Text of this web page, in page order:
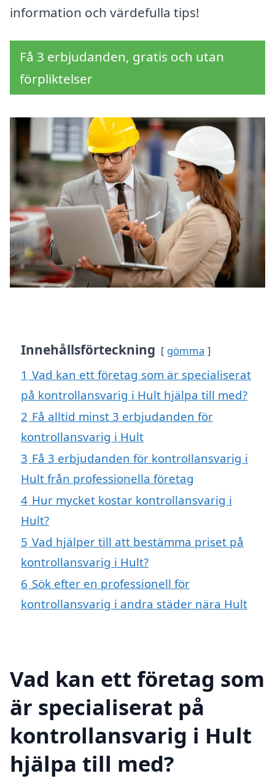
information och värdefulla tips!
Få 3 erbjudanden, gratis och utan
förpliktelser
Innehållsförteckning gömma
1 Vad kan ett företag som är specialiserat
på kontrollansvarig i Hult hjälpa till med?
2 Få alltid minst 3 erbjudanden för
kontrollansvarig i Hult
3 Få 3 erbjudanden för kontrollansvarig i
Hult från professionella företag
4 Hur mycket kostar kontrollansvarig i
Hult?
5 Vad hjälper till att bestämma priset på
kontrollansvarig i Hult?
6 Sök efter en professionell för
kontrollansvarig i andra städer nära Hult
Vad kan ett företag som
är specialiserat på
kontrollansvarig i Hult
hjälpa till med?